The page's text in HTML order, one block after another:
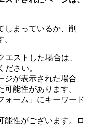
しまっているか、削
エストした場合は、
ださい。
ジが表示された場合
能性があります。
ォーム」にキーワード
能性がございます。ロ